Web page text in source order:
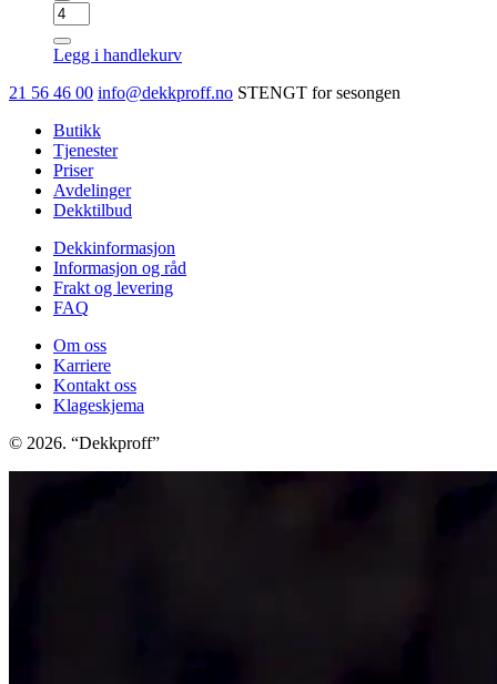
MAGNETTO
Stålfälg
antall
Legg i handlekurv
21 56 46 00 info@dekkproff.no STENGT for sesongen
Butikk
Tjenester
Priser
Avdelinger
Dekktilbud
Dekkinformasjon
Informasjon og råd
Frakt og levering
FAQ
Om oss
Karriere
Kontakt oss
Klageskjema
© 2026. “Dekkproff”